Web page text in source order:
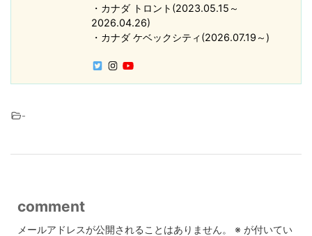
・カナダ トロント(2023.05.15～
2026.04.26)
・カナダ ケベックシティ(2026.07.19～)
-
comment
メールアドレスが公開されることはありません。 ※ が付いてい